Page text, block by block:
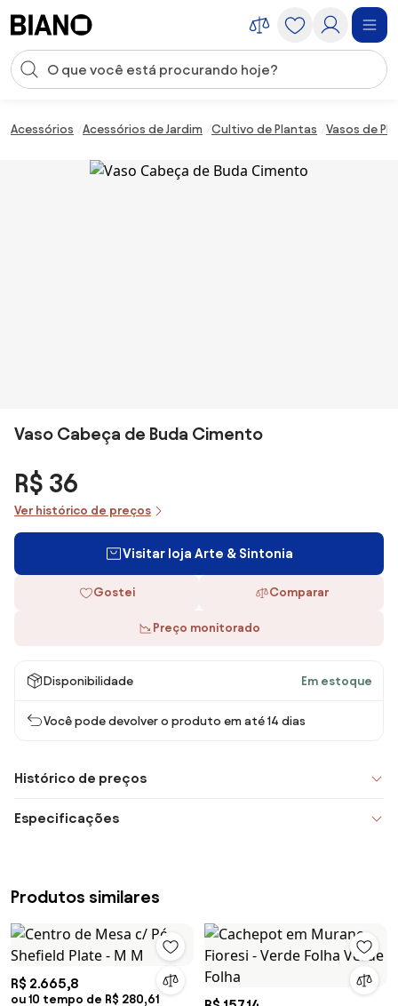
Entrada de pesquisa
Acessórios Acessórios de Jardim Cultivo de Plantas Vasos de
Vaso Cabeça de Buda Cimento
R$ 36
Ver histórico de preços
Visitar loja Arte & Sintonia
Gostei Comparar
Preço monitorado
Disponibilidade Em estoque
Você pode devolver o produto em até 14 dias
Histórico de preços
Especificações
Produtos similares
R$ 2.665,8
ou 10 tempo de R$ 280,61